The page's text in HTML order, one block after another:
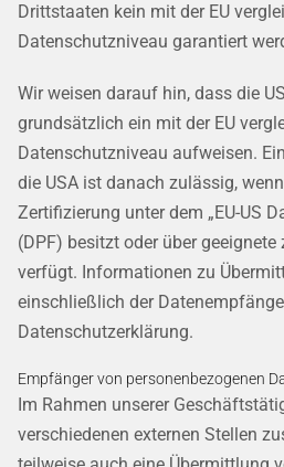
Drittstaaten kein mit der EU
Datenschutzniveau garantiert
Wir weisen darauf hin, dass die
grundsätzlich ein mit der EU
Datenschutzniveau aufweisen.
die USA ist danach zulässig,
Zertifizierung unter dem „EU-US
(DPF) besitzt oder über
verfügt. Informationen zu
einschließlich der
Datenschutzerklärung.
Empfänger von personenbezogenen
Im Rahmen unserer
verschiedenen externen Stellen